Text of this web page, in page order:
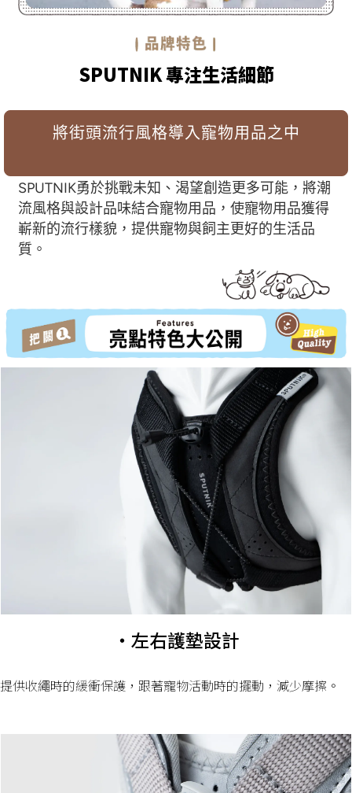
SPUTNIK 專注生活細節
將街頭流行風格導入寵物用品之中
SPUTNIK勇於挑戰未知、渴望創造更多可能，將潮
流風格與設計品味結合寵物用品，使寵物用品獲得
嶄新的流行樣貌，提供寵物與飼主更好的生活品
質。
・左右護墊設計
提供收繩時的緩衝保護，跟著寵物活動時的擺動，減少摩擦。